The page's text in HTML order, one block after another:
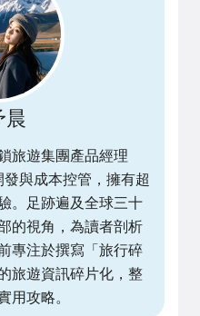
晨
旅遊集團產品經理
發與成本控管，擁有超
。足跡遍及全球三十
的視角，為讀者剖析
專注於撰寫「旅行碎
旅遊資訊碎片化，整
用攻略。